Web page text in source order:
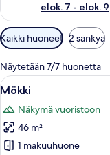
elok. 7 - elok. 9
Huoneille
saatavilla
olevia
suodattimia
Kaikki huoneet 2 sänkyä
Näytetään 7/7 huonetta
Avaa
kaikki
huonetyypin
Mökki
kuvat
6
Mökki
Näkymä vuoristoon
46 m²
1 makuuhuone